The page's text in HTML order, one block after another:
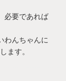
必要であれば
わんちゃんに
ます。